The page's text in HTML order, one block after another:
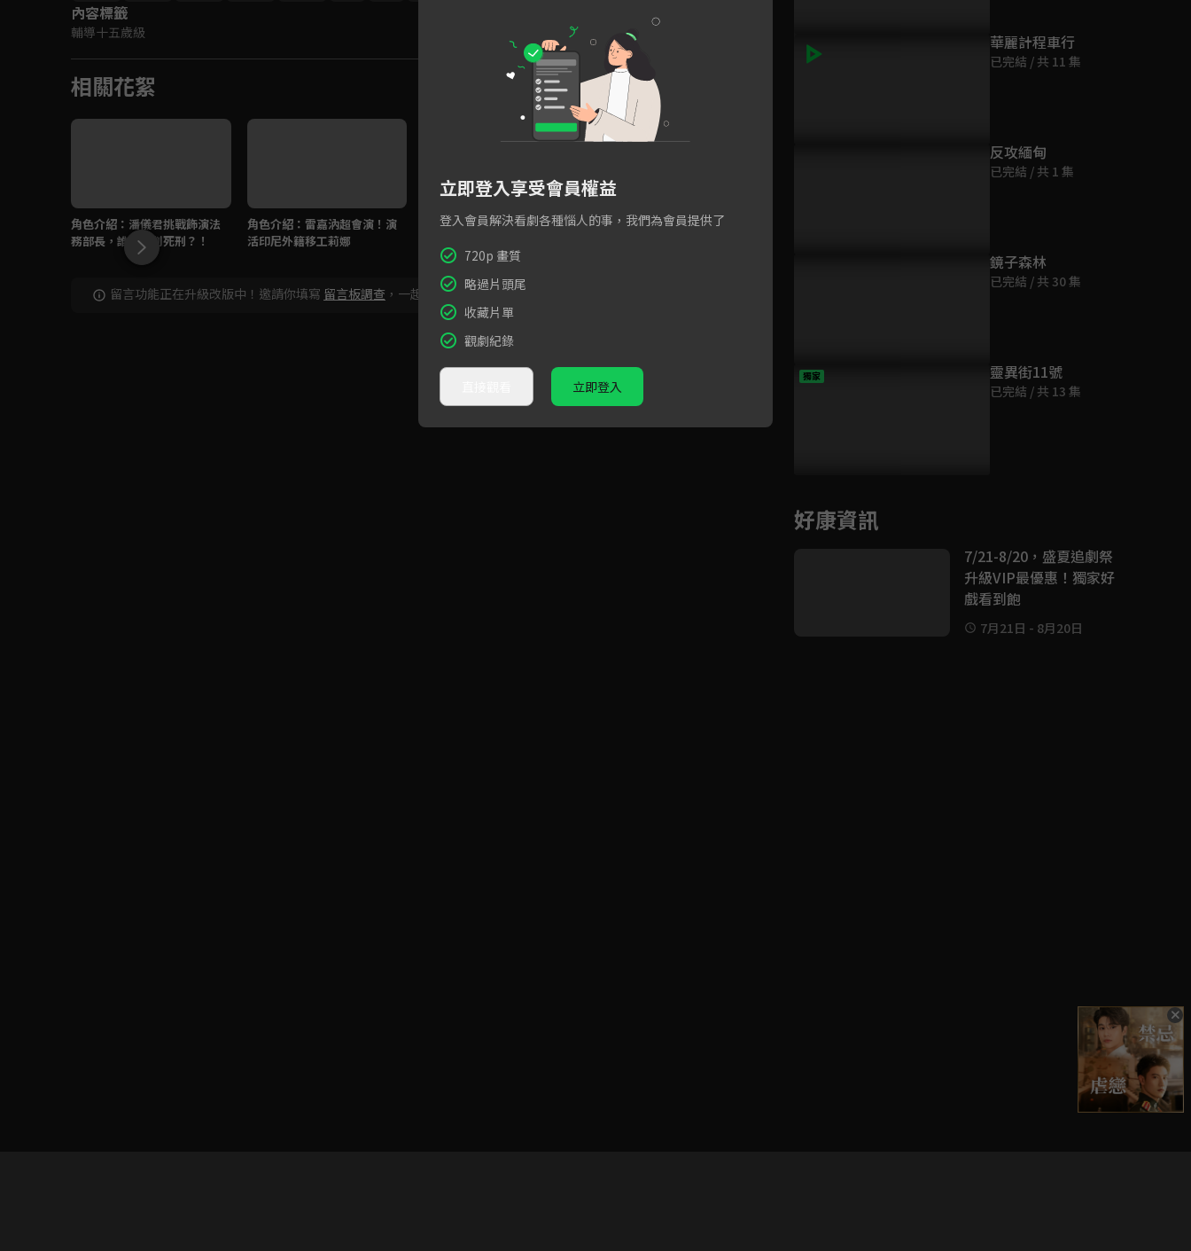
內容標籤
輔導十五歲級
相關花絮
角色介紹：潘儀君挑戰飾演法
務部長，誰要被判死刑？！
角色介紹：雷嘉汭超會演！演
活印尼外籍移工莉娜
角色介紹：楊烈飾演船務大老
角色介紹：黃健瑋顛覆形象，
留言功能正在升級改版中！邀請你填寫 留言板調查 ，一起共創新版留言功能！
華麗計程車行
已完結 / 共 11 集
反攻緬甸
已完結 / 共 1 集
鏡子森林
已完結 / 共 30 集
獨家 靈異街11號
已完結 / 共 13 集
好康資訊
7/21-8/20，盛夏追劇祭
升級VIP最優惠！獨家好
戲看到飽
7月21日 - 8月20日
立即登入享受會員權益
登入會員解決看劇各種惱人的事，我們為會員提供了
720p 畫質
略過片頭尾
收藏片單
觀劇紀錄
立即登入